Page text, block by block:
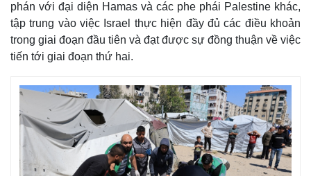
phán với đại diện Hamas và các phe phái Palestine khác,
tập trung vào việc Israel thực hiện đầy đủ các điều khoản
trong giai đoạn đầu tiên và đạt được sự đồng thuận về việc
tiến tới giai đoạn thứ hai.